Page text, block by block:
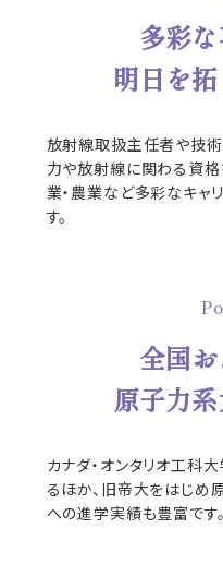
多彩
明日を
放射線取扱主任者や技術
力や放射線に関わる資格
業・農業など多彩なキャ
す。
全国
原子力
カナダ・オンタリオ工科
るほか、旧帝大をはじ
への進学実績も豊富です。